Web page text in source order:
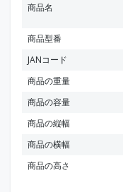
商品名
商品型番
JANコード
商品の重量
商品の容量
商品の縦幅
商品の横幅
商品の高さ